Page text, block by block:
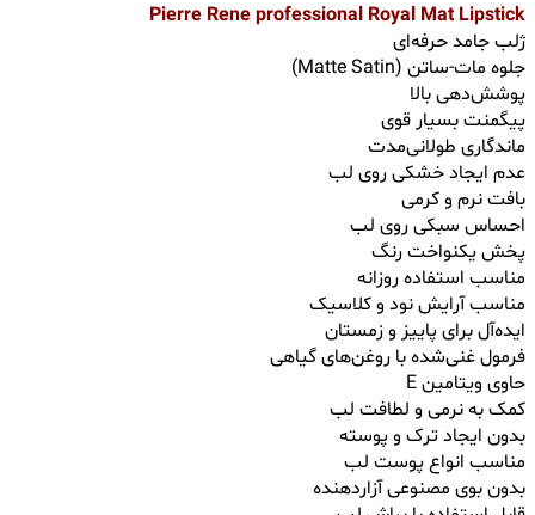
Pierre Rene professional Royal Mat Lipstick
ژلب جامد حرفه‌ای
جلوه مات-ساتن (Matte Satin)
پوشش‌دهی بالا
پیگمنت بسیار قوی
ماندگاری طولانی‌مدت
عدم ایجاد خشکی روی لب
بافت نرم و کرمی
احساس سبکی روی لب
پخش یکنواخت رنگ
مناسب استفاده روزانه
مناسب آرایش نود و کلاسیک
ایده‌آل برای پاییز و زمستان
فرمول غنی‌شده با روغن‌های گیاهی
حاوی ویتامین E
کمک به نرمی و لطافت لب
بدون ایجاد ترک و پوسته
مناسب انواع پوست لب
بدون بوی مصنوعی آزاردهنده